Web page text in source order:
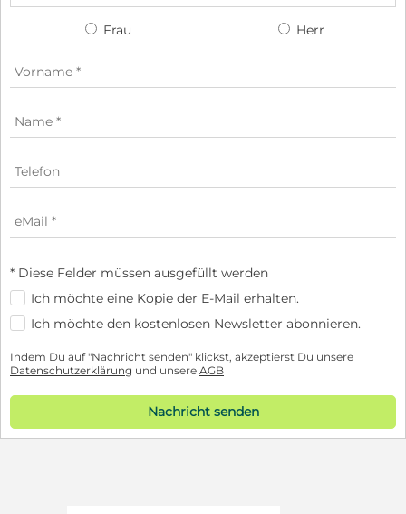
Frau Herr
* Diese Felder müssen ausgefüllt werden
Ich möchte eine Kopie der E-Mail erhalten.
Ich möchte den kostenlosen Newsletter abonnieren.
Indem Du auf "Nachricht senden" klickst, akzeptierst Du unsere
Datenschutzerklärung und unsere AGB
Nachricht senden